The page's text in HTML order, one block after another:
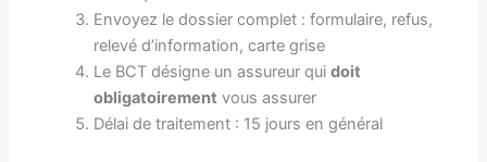
Envoyez le dossier complet : formulaire, refus,
relevé d’information, carte grise
Le BCT désigne un assureur quidoit
obligatoirement vous assurer
Délai de traitement : 15 jours en général